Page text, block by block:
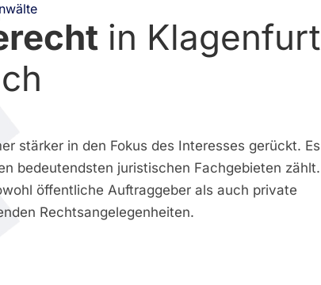
in Klagenfurt
stärker in den Fokus des Interesses gerückt. Es
bedeutendsten juristischen Fachgebieten zählt.
öffentliche Auftraggeber als auch private
Rechtsangelegenheiten.